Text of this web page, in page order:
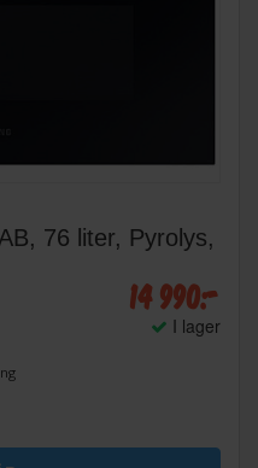
76 liter, Pyrolys,
14 990:-
I lager